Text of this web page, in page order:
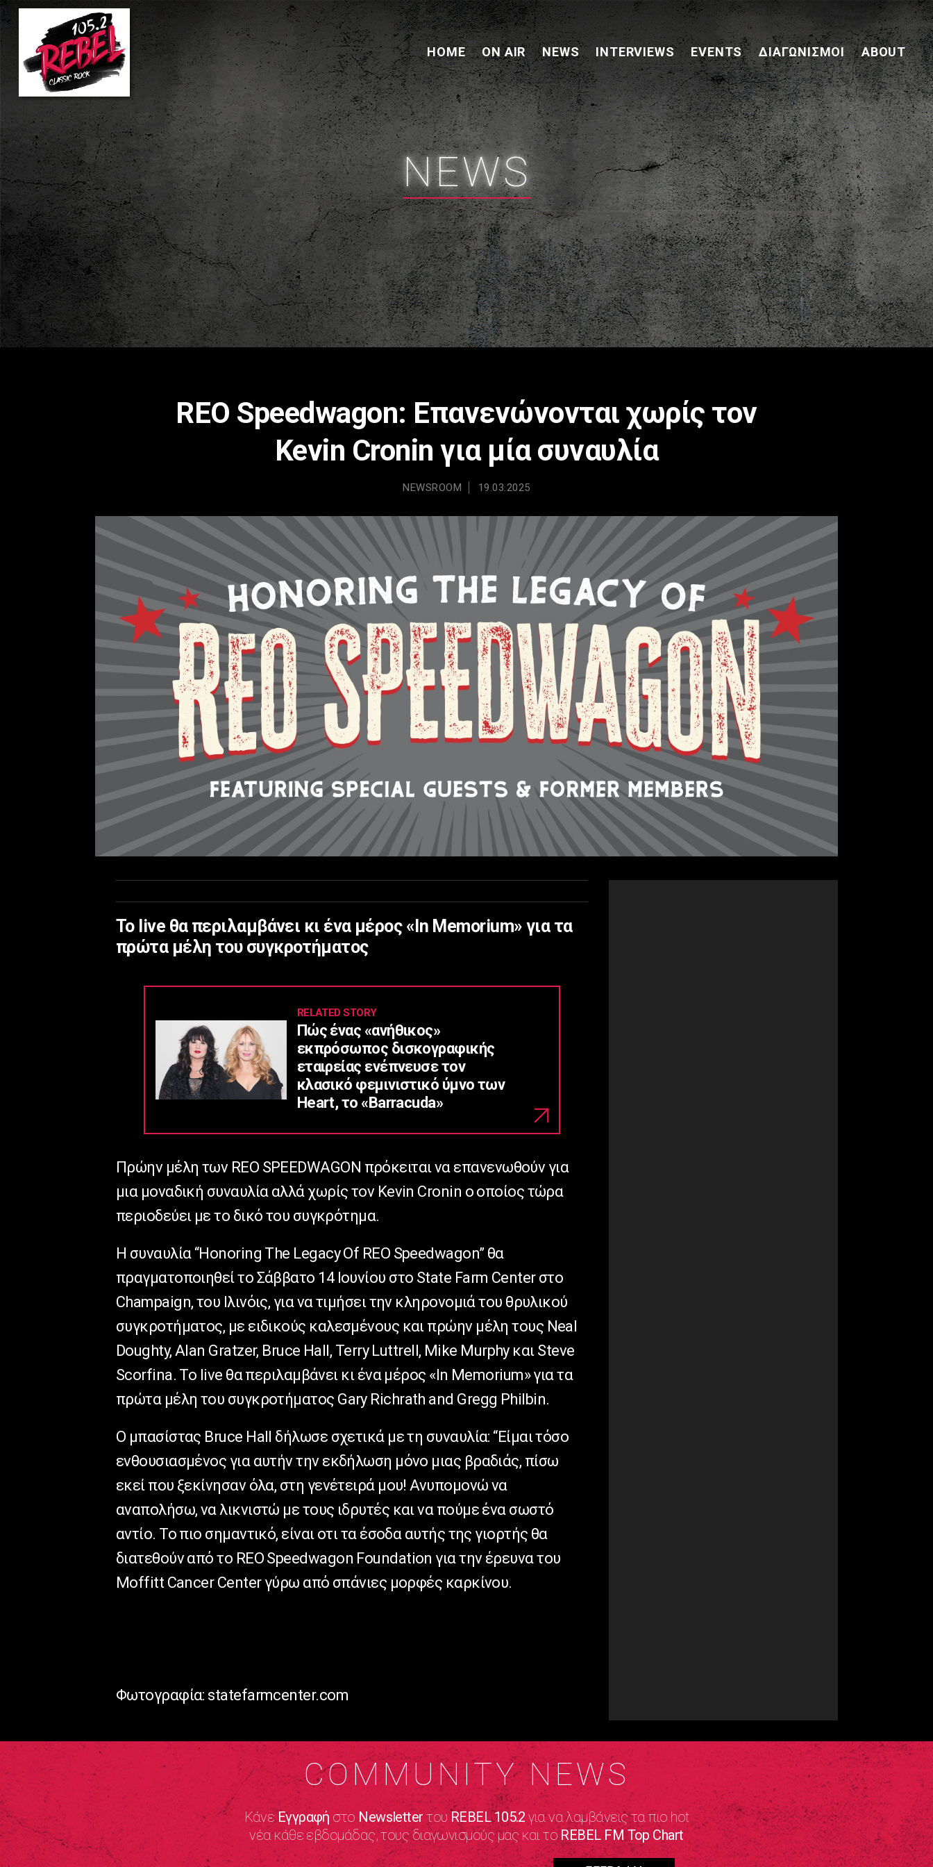
HOME ON AIR NEWS INTERVIEWS EVENTS ΔΙΑΓΩΝΙΣΜΟΊ ABOUT
NEWS
REO Speedwagon: Επανενώνονται χωρίς τον
Kevin Cronin για μία συναυλία
NEWSROOM 19.03.2025
To live θα περιλαμβάνει κι ένα μέρος «In Memorium» για τα
πρώτα μέλη του συγκροτήματος
RELATED STORY
Πώς ένας «ανήθικος»
εκπρόσωπος δισκογραφικής
εταιρείας ενέπνευσε τον
κλασικό φεμινιστικό ύμνο των
Heart, το «Barracuda»
Πρώην μέλη των REO SPEEDWAGON πρόκειται να επανενωθούν για
μια μοναδική συναυλία αλλά χωρίς τον Kevin Cronin ο οποίος τώρα
περιοδεύει με το δικό του συγκρότημα.
Η συναυλία “Honoring The Legacy Of REO Speedwagon” θα
πραγματοποιηθεί το Σάββατο 14 Ιουνίου στο State Farm Center στο
Champaign, του Ιλινόις, για να τιμήσει την κληρονομιά του θρυλικού
συγκροτήματος, με ειδικούς καλεσμένους και πρώην μέλη τους Neal
Doughty, Alan Gratzer, Bruce Hall, Terry Luttrell, Mike Murphy και Steve
Scorfina. To live θα περιλαμβάνει κι ένα μέρος «In Memorium» για τα
πρώτα μέλη του συγκροτήματος Gary Richrath and Gregg Philbin.
Ο μπασίστας Bruce Hall δήλωσε σχετικά με τη συναυλία: “Είμαι τόσο
ενθουσιασμένος για αυτήν την εκδήλωση μόνο μιας βραδιάς, πίσω
εκεί που ξεκίνησαν όλα, στη γενέτειρά μου! Ανυπομονώ να
αναπολήσω, να λικνιστώ με τους ιδρυτές και να πούμε ένα σωστό
αντίο. Το πιο σημαντικό, είναι οτι τα έσοδα αυτής της γιορτής θα
διατεθούν από το REO Speedwagon Foundation για την έρευνα του
Moffitt Cancer Center γύρω από σπάνιες μορφές καρκίνου.
Φωτογραφία: statefarmcenter.com
COMMUNITY NEWS
ΚάνεΕγγραφή στο Newsletter τουREBEL 105.2 για να λαμβάνεις τα πιο hot
νέα κάθε εβδομάδας, τους διαγωνισμούς μας και τοREBEL FM Top Chart